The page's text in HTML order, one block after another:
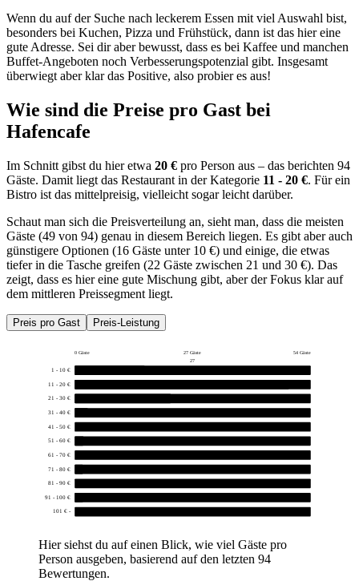
Wenn du auf der Suche nach leckerem Essen mit viel Auswahl bist,
besonders bei Kuchen, Pizza und Frühstück, dann ist das hier eine
gute Adresse. Sei dir aber bewusst, dass es bei Kaffee und manchen
Buffet-Angeboten noch Verbesserungspotenzial gibt. Insgesamt
überwiegt aber klar das Positive, also probier es aus!
Wie sind die Preise pro Gast bei
Hafencafe
Im Schnitt gibst du hier etwa 20 € pro Person aus – das berichten 94
Gäste. Damit liegt das Restaurant in der Kategorie 11 - 20 €. Für ein
Bistro ist das mittelpreisig, vielleicht sogar leicht darüber.
Schaut man sich die Preisverteilung an, sieht man, dass die meisten
Gäste (49 von 94) genau in diesem Bereich liegen. Es gibt aber auch
günstigere Optionen (16 Gäste unter 10 €) und einige, die etwas
tiefer in die Tasche greifen (22 Gäste zwischen 21 und 30 €). Das
zeigt, dass es hier eine gute Mischung gibt, aber der Fokus klar auf
dem mittleren Preissegment liegt.
Preis pro Gast Preis-Leistung
0 Gäste 27 Gäste
54 Gäste
27
1 - 10 €
11 - 20 €
21 - 30 €
31 - 40 €
41 - 50 €
51 - 60 €
61 - 70 €
71 - 80 €
81 - 90 €
91 - 100 €
101 € -
Hier siehst du auf einen Blick, wie viel Gäste pro
Person ausgeben, basierend auf den letzten 94
Bewertungen.